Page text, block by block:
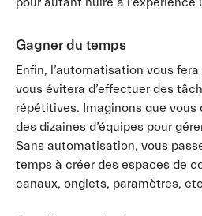
Gagner du temps
Enfin, l’automatisation vous
vous évitera d’effectuer des
répétitives. Imaginons que vous
des dizaines d’équipes pour
Sans automatisation, vous
temps à créer des espaces de
canaux, onglets, paramètres,